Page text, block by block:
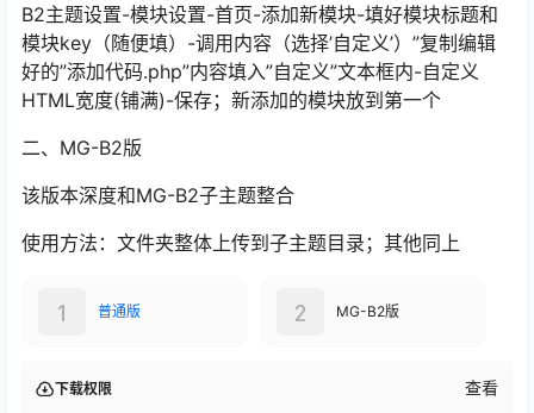
B2主题设置-模块设置-首页-添加新模块-填好模块标题和
模块key（随便填）-调用内容（选择’自定义’）”复制编辑
好的”添加代码.php”内容填入”自定义”文本框内-自定义
HTML宽度(铺满)-保存；新添加的模块放到第一个
二、MG-B2版
该版本深度和MG-B2子主题整合
使用方法：文件夹整体上传到子主题目录；其他同上
普通版
1 MG-B2版
2
下载权限 查看